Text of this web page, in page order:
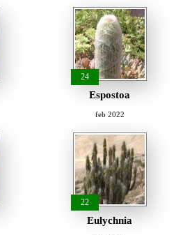
24
Espostoa
feb 2022
22
Eulychnia